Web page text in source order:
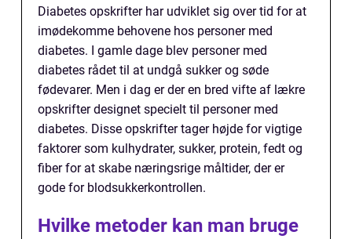
Diabetes opskrifter har udviklet sig over tid for at
imødekomme behovene hos personer med
diabetes. I gamle dage blev personer med
diabetes rådet til at undgå sukker og søde
fødevarer. Men i dag er der en bred vifte af lækre
opskrifter designet specielt til personer med
diabetes. Disse opskrifter tager højde for vigtige
faktorer som kulhydrater, sukker, protein, fedt og
fiber for at skabe næringsrige måltider, der er
gode for blodsukkerkontrollen.
Hvilke metoder kan man bruge